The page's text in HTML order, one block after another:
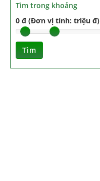
Tìm trong khoảng
0 đ (Đơn vị tính: triệu đ)
Tìm